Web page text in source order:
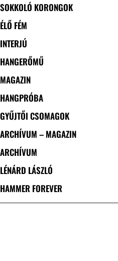
SOKKOLÓ KORONGOK
ÉLŐ FÉM
INTERJÚ
HANGERŐMŰ
MAGAZIN
HANGPRÓBA
GYŰJTŐI CSOMAGOK
ARCHÍVUM – MAGAZIN
ARCHÍVUM
LÉNÁRD LÁSZLÓ
HAMMER FOREVER